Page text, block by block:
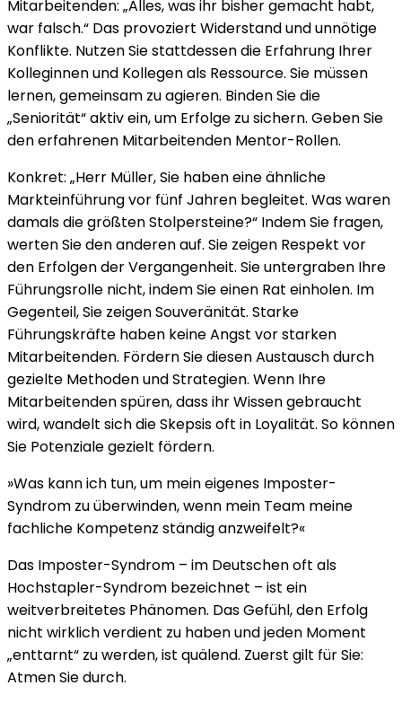
Mitarbeitenden: „Alles, was ihr bisher gemacht habt,
war falsch.“ Das provoziert Widerstand und unnötige
Konflikte. Nutzen Sie stattdessen die Erfahrung Ihrer
Kolleginnen und Kollegen als Ressource. Sie müssen
lernen, gemeinsam zu agieren. Binden Sie die
„Seniorität“ aktiv ein, um Erfolge zu sichern. Geben Sie
den erfahrenen Mitarbeitenden Mentor-Rollen.
Konkret: „Herr Müller, Sie haben eine ähnliche
Markteinführung vor fünf Jahren begleitet. Was waren
damals die größten Stolpersteine?“ Indem Sie fragen,
werten Sie den anderen auf. Sie zeigen Respekt vor
den Erfolgen der Vergangenheit. Sie untergraben Ihre
Führungsrolle nicht, indem Sie einen Rat einholen. Im
Gegenteil, Sie zeigen Souveränität. Starke
Führungskräfte haben keine Angst vor starken
Mitarbeitenden. Fördern Sie diesen Austausch durch
gezielte Methoden und Strategien. Wenn Ihre
Mitarbeitenden spüren, dass ihr Wissen gebraucht
wird, wandelt sich die Skepsis oft in Loyalität. So können
Sie Potenziale gezielt fördern.
»Was kann ich tun, um mein eigenes Imposter-
Syndrom zu überwinden, wenn mein Team meine
fachliche Kompetenz ständig anzweifelt?«
Das Imposter-Syndrom – im Deutschen oft als
Hochstapler-Syndrom bezeichnet – ist ein
weitverbreitetes Phänomen. Das Gefühl, den Erfolg
nicht wirklich verdient zu haben und jeden Moment
„enttarnt“ zu werden, ist quälend. Zuerst gilt für Sie:
Atmen Sie durch.